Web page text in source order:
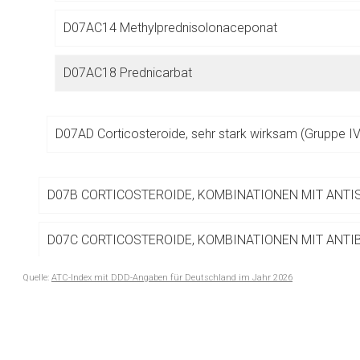
D07AC14 Methylprednisolonaceponat
D07AC18 Prednicarbat
D07AD Corticosteroide, sehr stark wirksam (Gruppe
D07B CORTICOSTEROIDE, KOMBINATIONEN MIT
D07C CORTICOSTEROIDE, KOMBINATIONEN MIT
D07X CORTICOSTEROIDE, ANDERE KOMBINATIONEN
Quelle: ATC-Index mit DDD-Angaben für Deutschland im Jahr 2026
Betreiber